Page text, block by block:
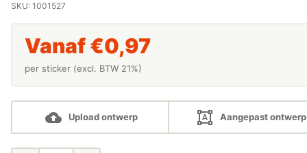
SKU: 1001527
Vanaf €0,97
per sticker (excl. BTW 21%)
Upload ontwerp Aangepast ontwerp